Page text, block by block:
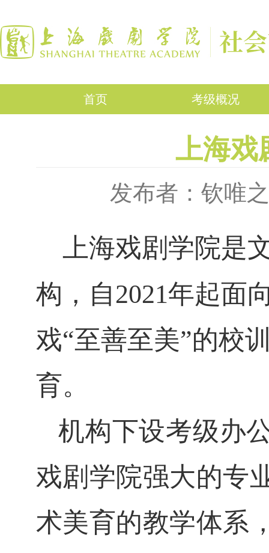
首页 考级概况
上海戏
发布者：钦唯之
上海戏剧学院是
构， 自2021年起面
戏“至善至美”的校
育。
机构下设考级办
戏剧学院强大的专
术美育的教学体系